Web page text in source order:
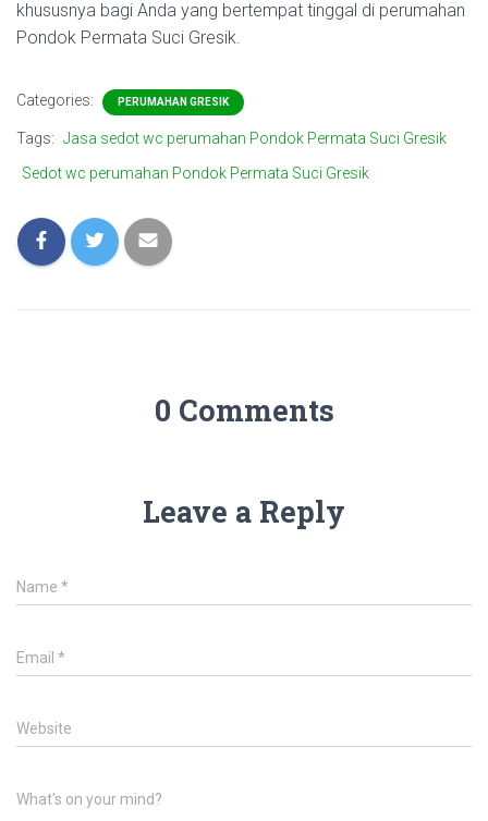
khususnya bagi Anda yang bertempat tinggal di perumahan
Pondok Permata Suci Gresik.
Categories: PERUMAHAN GRESIK
Tags: Jasa sedot wc perumahan Pondok Permata Suci Gresik
Sedot wc perumahan Pondok Permata Suci Gresik
0 Comments
Leave a Reply
Name *
Email *
Website
What's on your mind?